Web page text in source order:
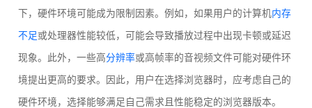
下，硬件环境可能成为限制因素。例如，如果用户的计算机内存
不足或处理器性能较低，可能会导致播放过程中出现卡顿或延迟
现象。此外，一些高分辨率或高帧率的音视频文件可能对硬件环
境提出更高的要求。因此，用户在选择浏览器时，应考虑自己的
硬件环境，选择能够满足自己需求且性能稳定的浏览器版本。